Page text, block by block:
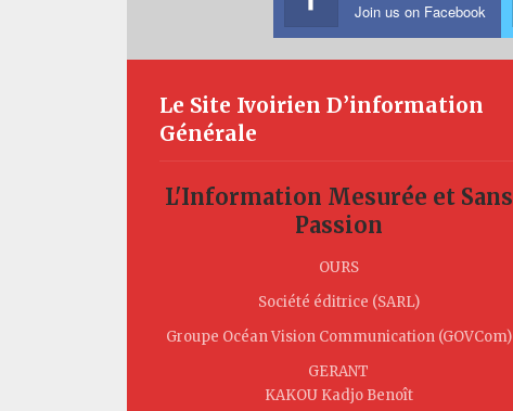
Join us on Facebook
Le Site Ivoirien D’information
Générale
L'Information Mesurée et Sans
Passion
OURS
Société éditrice (SARL)
Groupe Océan Vision Communication (GOVCom)
GERANT
KAKOU Kadjo Benoît